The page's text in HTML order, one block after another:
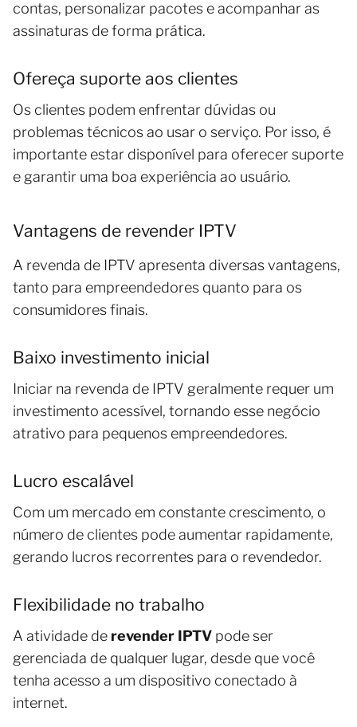
contas, personalizar pacotes e acompanhar as
assinaturas de forma prática.
Ofereça suporte aos clientes
Os clientes podem enfrentar dúvidas ou
problemas técnicos ao usar o serviço. Por isso, é
importante estar disponível para oferecer suporte
e garantir uma boa experiência ao usuário.
Vantagens de revender IPTV
A revenda de IPTV apresenta diversas vantagens,
tanto para empreendedores quanto para os
consumidores finais.
Baixo investimento inicial
Iniciar na revenda de IPTV geralmente requer um
investimento acessível, tornando esse negócio
atrativo para pequenos empreendedores.
Lucro escalável
Com um mercado em constante crescimento, o
número de clientes pode aumentar rapidamente,
gerando lucros recorrentes para o revendedor.
Flexibilidade no trabalho
A atividade de revender IPTV pode ser
gerenciada de qualquer lugar, desde que você
tenha acesso a um dispositivo conectado à
internet.